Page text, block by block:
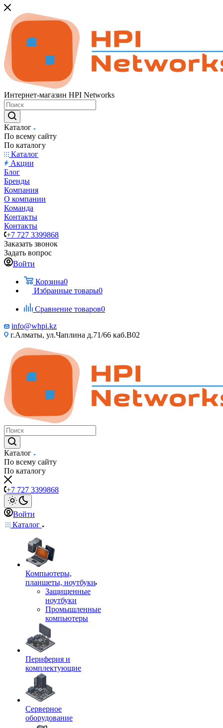
Интернет-магазин HPI Networks
Каталог
По всему сайту
По каталогу
Каталог
Акции
Блог
Бренды
Компания
О компании
Команда
Контакты
Контакты
+7 727 3399868
Заказать звонок
Задать вопрос
Войти
Корзина0
Избранные товары0
Сравнение товаров0
info@whpi.kz
г.Алматы, ул.Чаплина д.71/66 каб.B02
Каталог
По всему сайту
По каталогу
+7 727 3399868
Войти
Каталог
Компьютеры,
планшеты, ноутбуки
Защищенные
ноутбуки
Промышленные
компьютеры
Периферия и
комплектующие
Серверное
оборудование